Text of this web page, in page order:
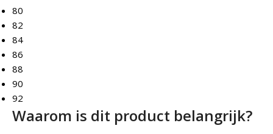
80
82
84
86
88
90
92
Waarom is dit product belangrijk?